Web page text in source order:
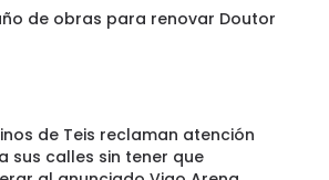
de obras para renovar Doutor
de Teis reclaman atención
sus calles sin tener que